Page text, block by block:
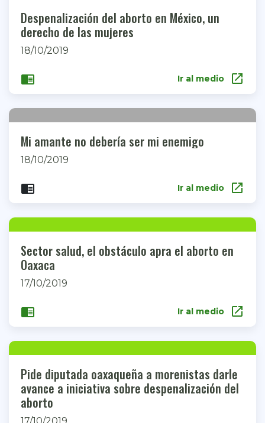
Despenalización del aborto en México, un
derecho de las mujeres
18/10/2019
chrome_reader_mode Ir al medio open_in_new
Mi amante no debería ser mi enemigo
18/10/2019
chrome_reader_mode Ir al medio open_in_new
Sector salud, el obstáculo apra el aborto en
Oaxaca
17/10/2019
chrome_reader_mode Ir al medio open_in_new
Pide diputada oaxaqueña a morenistas darle
avance a iniciativa sobre despenalización del
aborto